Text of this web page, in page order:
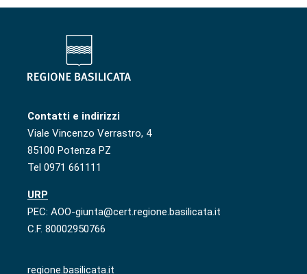
Contatti e indirizzi
Viale Vincenzo Verrastro, 4
85100 Potenza PZ
Tel 0971 661111
URP
PEC: AOO-giunta@cert.regione.basilicata.it
C.F. 80002950766
regione.basilicata.it